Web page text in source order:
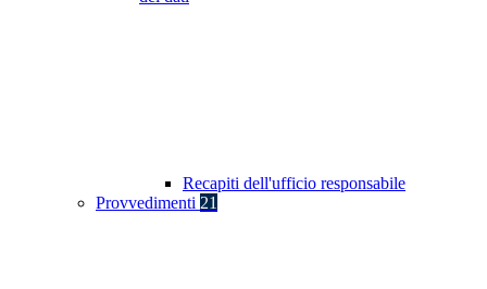
Recapiti dell'ufficio responsabile
Provvedimenti 21